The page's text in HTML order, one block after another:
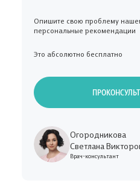
Опишите свою проблему
персональные рекомендации
Это абсолютно бесплатно
Огородникова
Светлана
Врач-консультант